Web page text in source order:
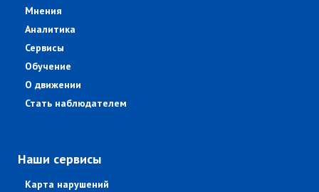
Мнения
Аналитика
Сервисы
Обучение
О движении
Стать наблюдателем
Наши сервисы
Карта нарушений